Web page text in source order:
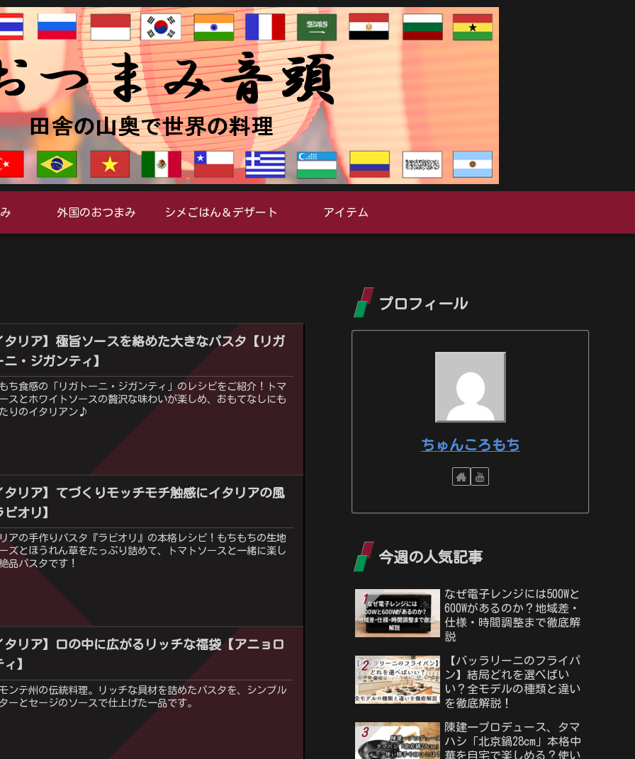
外国のおつまみ シメごはん＆デザート アイテム
タリア】極旨ソースを絡めた大きなパスタ【リガ
ニ・ジガンティ】
ち食感の「リガトーニ・ジガンティ」のレシピをご紹介！トマ
スとホワイトソースの贅沢な味わいが楽しめ、おもてなしにも
りのイタリアン♪
タリア】てづくりモッチモチ触感にイタリアの風
オリ】
アの手作りパスタ『ラビオリ』の本格レシピ！もちもちの生地
ズとほうれん草をたっぷり詰めて、トマトソースと一緒に楽し
品パスタです！
タリア】口の中に広がるリッチな福袋【アニョロ
】
ンテ州の伝統料理。リッチな具材を詰めたパスタを、シンプル
ーとセージのソースで仕上げた一品です。
プロフィール
ちゅんころもち
今週の人気記事
なぜ電子レンジには500Wと
600Wがあるのか？地域差・
仕様・時間調整まで徹底解
説
【バッラリーニのフライパ
ン】結局どれを選べばい
い？全モデルの種類と違い
を徹底解説！
陳建一プロデュース、タマ
ハシ「北京鍋28cm」本格中
華を自宅で楽しめる？使い